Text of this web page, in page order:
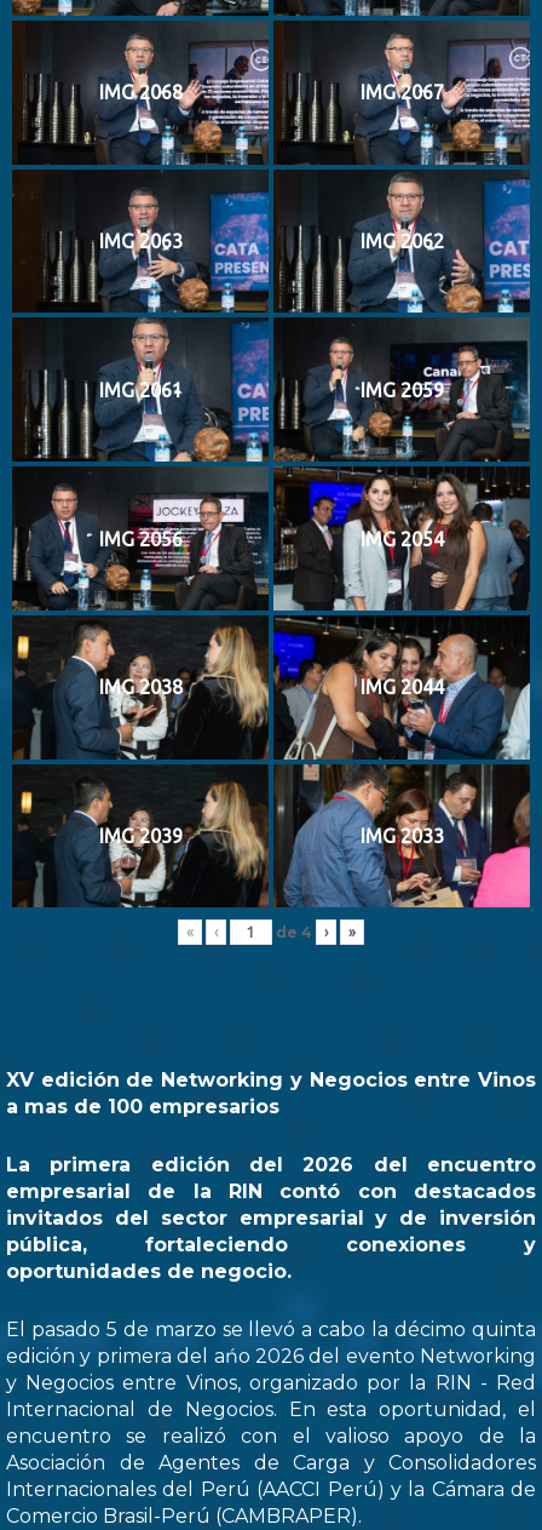
IMG 2068 IMG 2067
IMG 2063 IMG 2062
IMG 2061 IMG 2059
IMG 2056 IMG 2054
IMG 2038 IMG 2044
IMG 2039 IMG 2033
« ‹ de 4 › »
XV edición de Networking y Negocios entre Vinos
a mas de 100 empresarios
La primera edición del 2026 del encuentro
empresarial de la RIN contó con destacados
invitados del sector empresarial y de inversión
pública, fortaleciendo conexiones y
oportunidades de negocio.
El pasado 5 de marzo se llevó a cabo la décimo quinta
edición y primera del ańo 2026 del evento Networking
y Negocios entre Vinos, organizado por la RIN - Red
Internacional de Negocios. En esta oportunidad, el
encuentro se realizó con el valioso apoyo de la
Asociación de Agentes de Carga y Consolidadores
Internacionales del Perú (AACCI Perú) y la Cámara de
Comercio Brasil-Perú (CAMBRAPER).